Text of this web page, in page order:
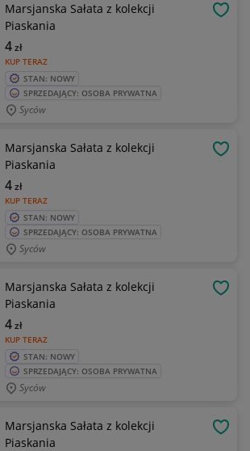
Marsjanska Sałata z kolekcji
Piaskania
KUP TERAZ
4zł
STAN: NOWY
SPRZEDAJĄCY: OSOBA PRYWATNA
Syców
Marsjanska Sałata z kolekcji
Piaskania
KUP TERAZ
4zł
STAN: NOWY
SPRZEDAJĄCY: OSOBA PRYWATNA
Syców
Marsjanska Sałata z kolekcji
Piaskania
KUP TERAZ
4zł
STAN: NOWY
SPRZEDAJĄCY: OSOBA PRYWATNA
Syców
Marsjanska Sałata z kolekcji
Piaskania